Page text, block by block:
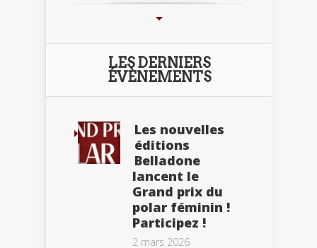
LES DERNIERS
ÉVÈNEMENTS
Les nouvelles
éditions
Belladone
lancent le
Grand prix du
polar féminin !
Participez !
2 mars 2026